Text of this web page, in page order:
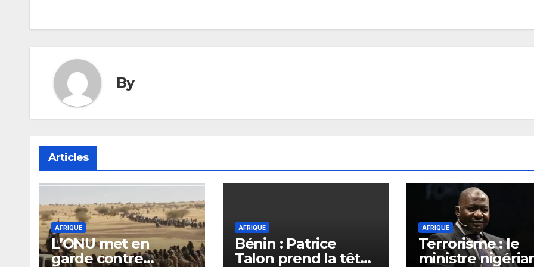
By
Articles
AFRIQUE
L’ONU met en
garde contre
AFRIQUE
Bénin : Patrice
Talon prend la tête
AFRIQUE
Terrorisme : le
ministre